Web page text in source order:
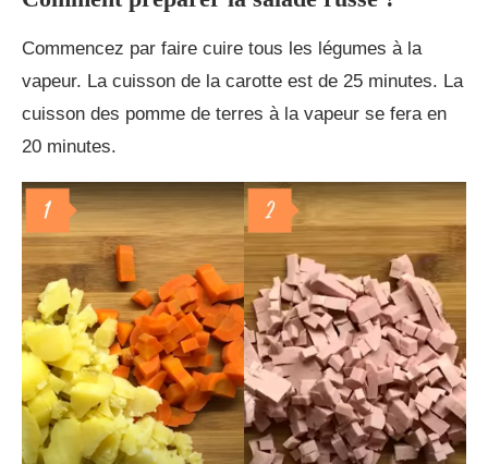
Commencez par faire cuire tous les légumes à la
vapeur. La cuisson de la carotte est de 25 minutes. La
cuisson des pomme de terres à la vapeur se fera en
20 minutes.